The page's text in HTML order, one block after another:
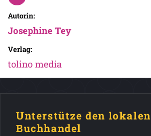
Autorin:
Josephine Tey
Verlag:
tolino media
Unterstütze den lokalen
Buchhandel